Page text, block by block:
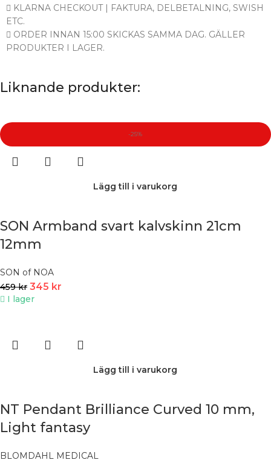
KLARNA CHECKOUT | FAKTURA, DELBETALNING, SWISH
ETC.
ORDER INNAN 15:00 SKICKAS SAMMA DAG. GÄLLER
PRODUKTER I LAGER.
Liknande produkter:
-25%
Lägg till i varukorg
SON Armband svart kalvskinn 21cm
12mm
SON of NOA
459kr 345 kr
I lager
Lägg till i varukorg
NT Pendant Brilliance Curved 10 mm,
Light fantasy
BLOMDAHL MEDICAL